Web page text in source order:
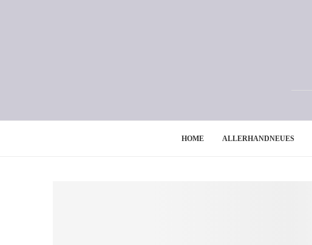
HOME ALLERHANDNEUES